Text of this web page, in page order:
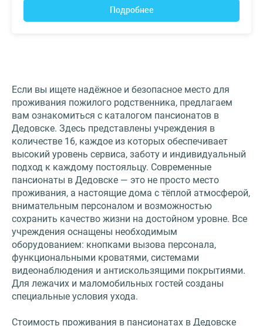
Подробнее
Если вы ищете надёжное и безопасное место для
проживания пожилого родственника, предлагаем
вам ознакомиться с каталогом пансионатов в
Дедовске. Здесь представлены учреждения в
количестве 16, каждое из которых обеспечивает
высокий уровень сервиса, заботу и индивидуальный
подход к каждому постояльцу. Современные
пансионаты в Дедовске — это не просто место
проживания, а настоящие дома с тёплой атмосферой,
внимательным персоналом и возможностью
сохранить качество жизни на достойном уровне. Все
учреждения оснащены необходимым
оборудованием: кнопками вызова персонала,
функциональными кроватями, системами
видеонаблюдения и антискользящими покрытиями.
Для лежачих и маломобильных гостей созданы
специальные условия ухода.
Стоимость проживания в пансионатах в Дедовске